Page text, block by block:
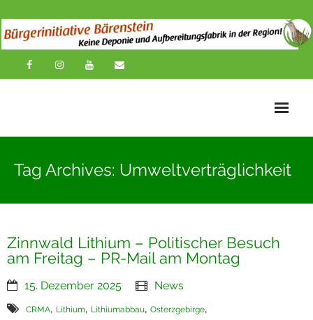
News
Über uns
Impressionen
Tag Archives: Umweltverträglichkeit
Zinnwald Lithium – Politischer Besuch
am Freitag – PR-Mail am Montag
15. Dezember 2025 News
CRMA, Lithium, Lithiumabbau, Osterzgebirge,